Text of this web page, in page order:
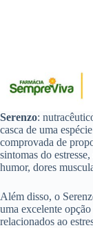
Serenzo:
casca de uma
comprovada de
sintomas do
humor, dores
Além disso, o
uma excelente
relacionados ao